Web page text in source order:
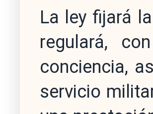
La ley fijará
regulará,
conciencia,
servicio